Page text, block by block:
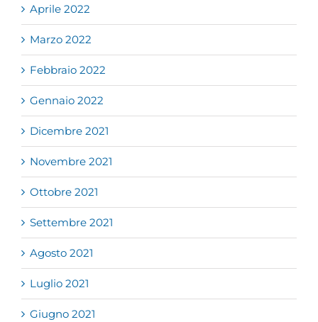
Aprile 2022
Marzo 2022
Febbraio 2022
Gennaio 2022
Dicembre 2021
Novembre 2021
Ottobre 2021
Settembre 2021
Agosto 2021
Luglio 2021
Giugno 2021